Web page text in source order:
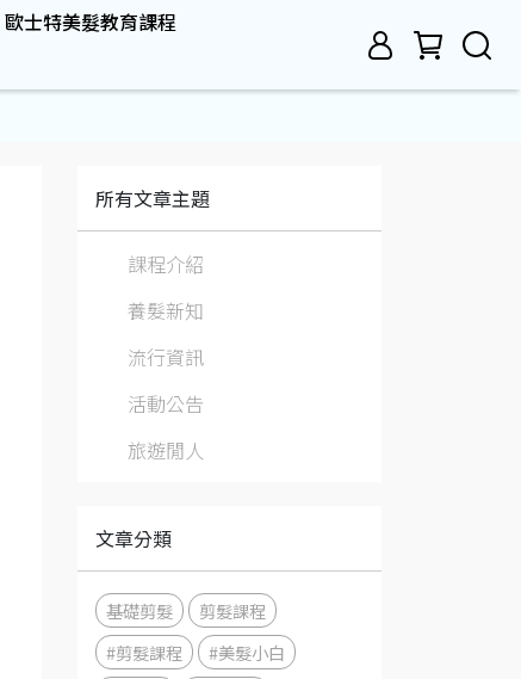
歐士特美髮教育課程
所有文章主題
課程介紹
養髮新知
流行資訊
活動公告
旅遊閒人
文章分類
基礎剪髮
剪髮課程
#剪髮課程
#美髮小白